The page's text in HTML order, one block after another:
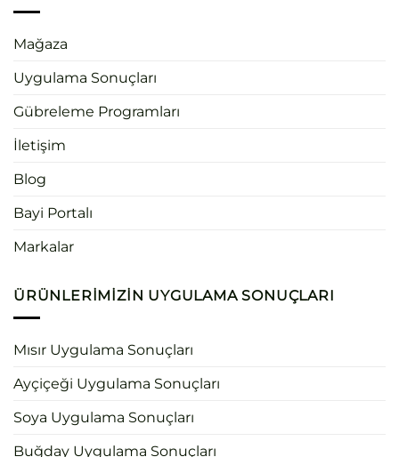
Mağaza
Uygulama Sonuçları
Gübreleme Programları
İletişim
Blog
Bayi Portalı
Markalar
ÜRÜNLERIMIZIN UYGULAMA SONUÇLARI
Mısır Uygulama Sonuçları
Ayçiçeği Uygulama Sonuçları
Soya Uygulama Sonuçları
Buğday Uygulama Sonuçları